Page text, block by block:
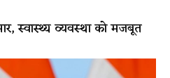
स्वास्थ्य व्यवस्था को मजबूत